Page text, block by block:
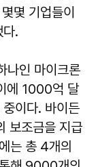
몇 기업들이
.
나인 마이크론
에 1000억 달
이다. 바이든
보조금을 지급
는 총 4개의